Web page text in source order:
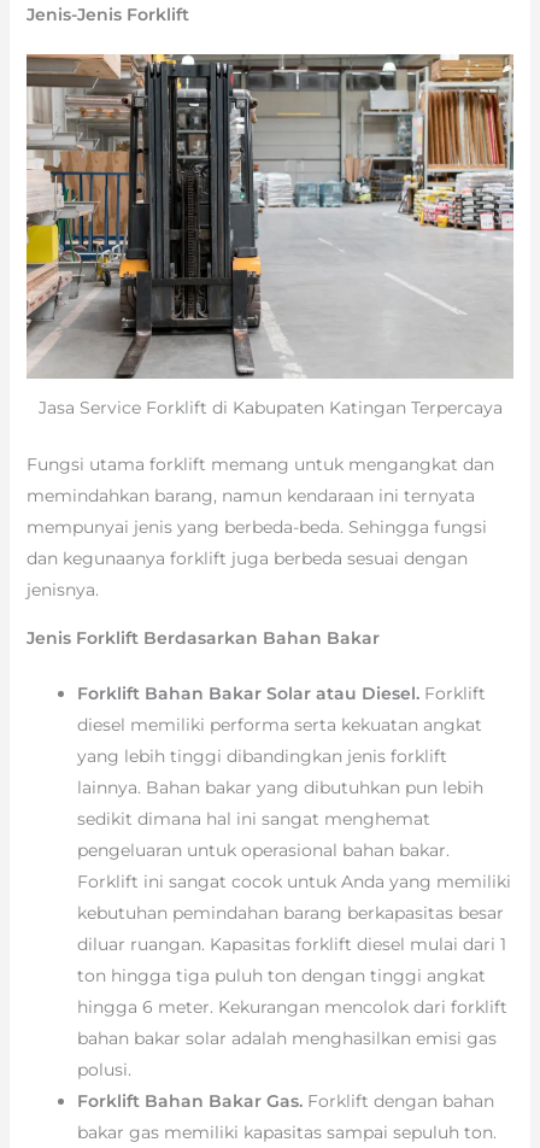
Jenis-Jenis Forklift
Jasa Service Forklift di Kabupaten Katingan Terpercaya
Fungsi utama forklift memang untuk mengangkat dan
memindahkan barang, namun kendaraan ini ternyata
mempunyai jenis yang berbeda-beda. Sehingga fungsi
dan kegunaanya forklift juga berbeda sesuai dengan
jenisnya.
Jenis Forklift Berdasarkan Bahan Bakar
Forklift Bahan Bakar Solar atau Diesel. Forklift
diesel memiliki performa serta kekuatan angkat
yang lebih tinggi dibandingkan jenis forklift
lainnya. Bahan bakar yang dibutuhkan pun lebih
sedikit dimana hal ini sangat menghemat
pengeluaran untuk operasional bahan bakar.
Forklift ini sangat cocok untuk Anda yang memiliki
kebutuhan pemindahan barang berkapasitas besar
diluar ruangan. Kapasitas forklift diesel mulai dari 1
ton hingga tiga puluh ton dengan tinggi angkat
hingga 6 meter. Kekurangan mencolok dari forklift
bahan bakar solar adalah menghasilkan emisi gas
polusi.
Forklift Bahan Bakar Gas. Forklift dengan bahan
bakar gas memiliki kapasitas sampai sepuluh ton.